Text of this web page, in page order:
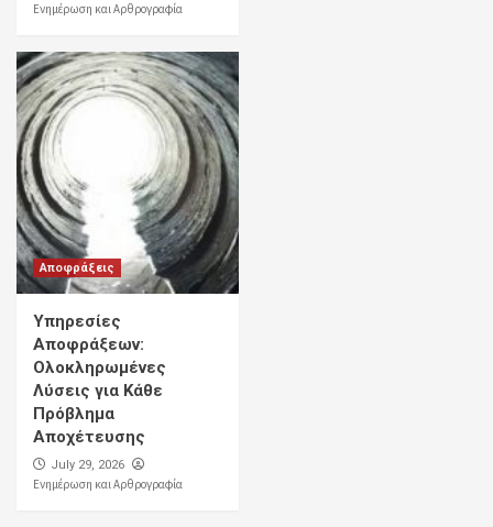
Ενημέρωση και Αρθρογραφία
Αποφράξεις
Υπηρεσίες
Αποφράξεων:
Ολοκληρωμένες
Λύσεις για Κάθε
Πρόβλημα
Αποχέτευσης
July 29, 2026
Ενημέρωση και Αρθρογραφία